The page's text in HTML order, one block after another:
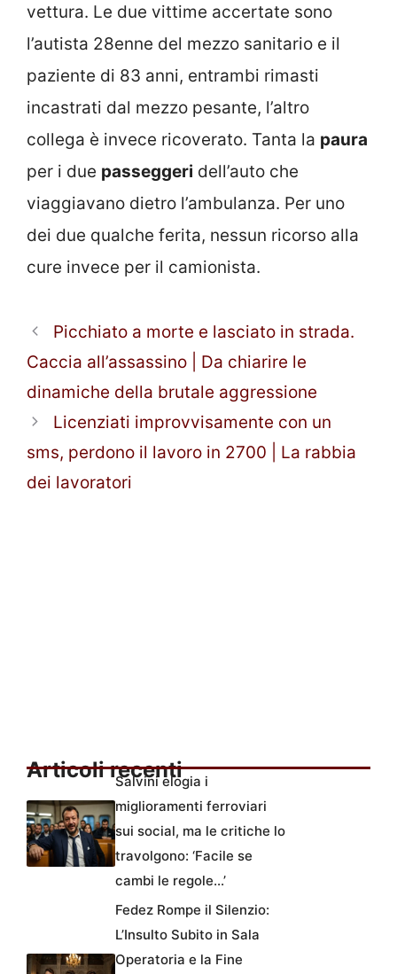
vettura. Le due vittime accertate sono
l’autista 28enne del mezzo sanitario e il
paziente di 83 anni, entrambi rimasti
incastrati dal mezzo pesante, l’altro
collega è invece ricoverato. Tanta la paura
per i due passeggeri dell’auto che
viaggiavano dietro l’ambulanza. Per uno
dei due qualche ferita, nessun ricorso alla
cure invece per il camionista.
Picchiato a morte e lasciato in strada.
Caccia all’assassino | Da chiarire le
dinamiche della brutale aggressione
Licenziati improvvisamente con un
sms, perdono il lavoro in 2700 | La rabbia
dei lavoratori
Articoli recenti
Salvini elogia i
miglioramenti ferroviari
sui social, ma le critiche lo
travolgono: ‘Facile se
cambi le regole…’
Fedez Rompe il Silenzio:
L’Insulto Subito in Sala
Operatoria e la Fine